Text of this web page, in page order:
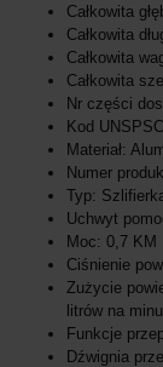
Całkowita
Całkowita
Całkowita
Całkowita
Nr części
Kod
Materiał:
Numer
Typ:
Uchwyt
Moc: 0,7 KM
Ciśnienie
Zużycie
litrów na
Funkcje
Dźwignia